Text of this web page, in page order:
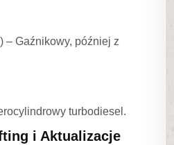
– Gaźnikowy, później z
turbodiesel.
i Aktualizacje